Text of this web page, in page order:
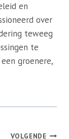
en
over
teweeg
te
groenere,
VOLGENDE